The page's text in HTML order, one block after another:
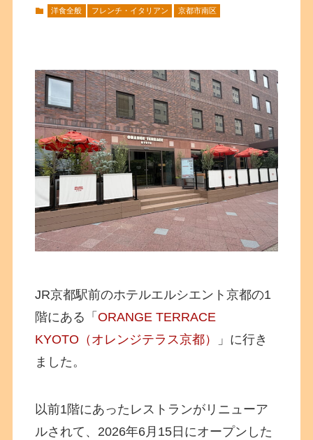
洋食全般 フレンチ・イタリアン 京都市南区
JR京都駅前のホテルエルシエント京都の1
階にある「ORANGE TERRACE
KYOTO（オレンジテラス京都）
」に行き
ました。
以前1階にあったレストランがリニューア
ルされて、2026年6月15日にオープンした